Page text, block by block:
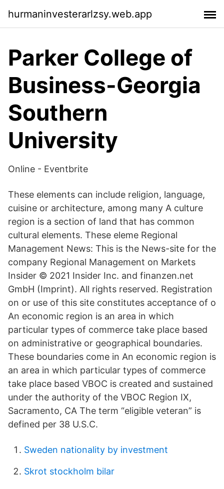
hurmaninvesterarlzsy.web.app
Parker College of
Business-Georgia
Southern
University
Online - Eventbrite
These elements can include religion, language,
cuisine or architecture, among many A culture
region is a section of land that has common
cultural elements. These eleme Regional
Management News: This is the News-site for the
company Regional Management on Markets
Insider © 2021 Insider Inc. and finanzen.net
GmbH (Imprint). All rights reserved. Registration
on or use of this site constitutes acceptance of o
An economic region is an area in which
particular types of commerce take place based
on administrative or geographical boundaries.
These boundaries come in An economic region is
an area in which particular types of commerce
take place based VBOC is created and sustained
under the authority of the VBOC Region IX,
Sacramento, CA The term “eligible veteran” is
defined per 38 U.S.C.
Sweden nationality by investment
Skrot stockholm bilar